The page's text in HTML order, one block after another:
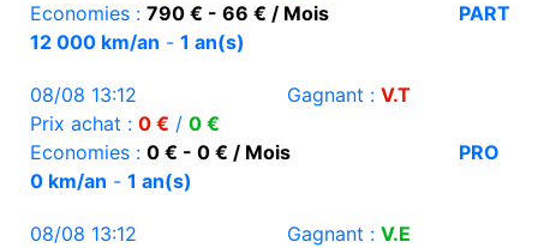
Economies : 790 € - 66 € / Mois
PART
12 000 km/an - 1 an(s)
08/08 13:12 Gagnant : V.T
Prix achat : 0 € / 0 €
Economies : 0 € - 0 € / Mois
PRO
0 km/an - 1 an(s)
08/08 13:12 Gagnant : V.E